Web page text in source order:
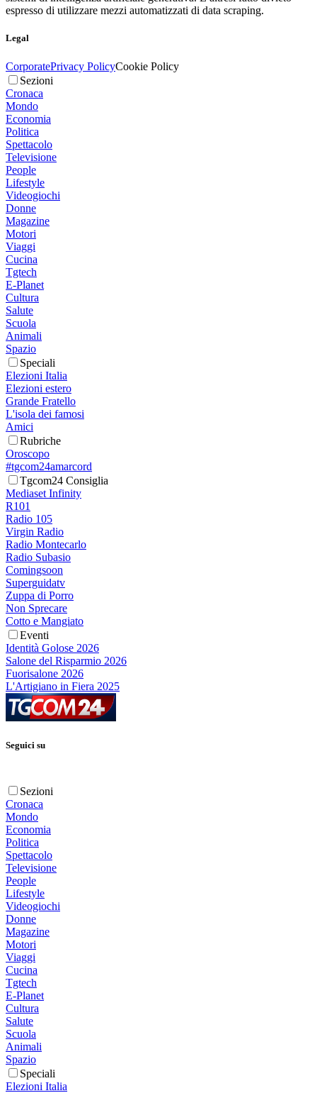
espresso di utilizzare mezzi automatizzati di data scraping.
Legal
CorporatePrivacy PolicyCookie Policy
Sezioni
Cronaca
Mondo
Economia
Politica
Spettacolo
Televisione
People
Lifestyle
Videogiochi
Donne
Magazine
Motori
Viaggi
Cucina
Tgtech
E-Planet
Cultura
Salute
Scuola
Animali
Spazio
Speciali
Elezioni Italia
Elezioni estero
Grande Fratello
L'isola dei famosi
Amici
Rubriche
Oroscopo
#tgcom24amarcord
Tgcom24 Consiglia
Mediaset Infinity
R101
Radio 105
Virgin Radio
Radio Montecarlo
Radio Subasio
Comingsoon
Superguidatv
Zuppa di Porro
Non Sprecare
Cotto e Mangiato
Eventi
Identità Golose 2026
Salone del Risparmio 2026
Fuorisalone 2026
L'Artigiano in Fiera 2025
Seguici su
Sezioni
Cronaca
Mondo
Economia
Politica
Spettacolo
Televisione
People
Lifestyle
Videogiochi
Donne
Magazine
Motori
Viaggi
Cucina
Tgtech
E-Planet
Cultura
Salute
Scuola
Animali
Spazio
Speciali
Elezioni Italia